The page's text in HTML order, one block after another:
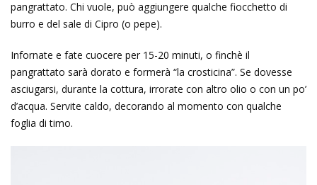
pangrattato. Chi vuole, può aggiungere qualche fiocchetto di
burro e del sale di Cipro (o pepe).
Infornate e fate cuocere per 15-20 minuti, o finchè il
pangrattato sarà dorato e formerà “la crosticina”. Se dovesse
asciugarsi, durante la cottura, irrorate con altro olio o con un po’
d’acqua. Servite caldo, decorando al momento con qualche
foglia di timo.